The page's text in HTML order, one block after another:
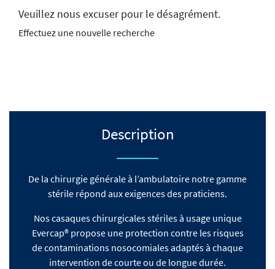
Veuillez nous excuser pour le désagrément.
Effectuez une nouvelle recherche
Description
De la chirurgie générale à l’ambulatoire notre gamme
stérile répond aux exigences des praticiens.
Nos casaques chirurgicales stériles à usage unique
Evercap® propose une protection contre les risques
de contaminations nosocomiales adaptés à chaque
intervention de courte ou de longue durée.